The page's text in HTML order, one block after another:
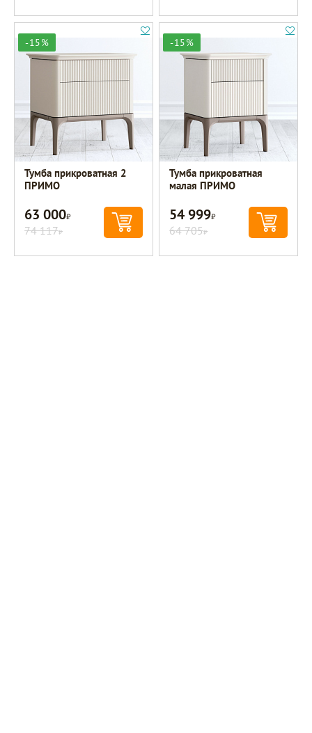
-15%
Тумба прикроватная 2
ПРИМО
63 000Р
74 117Р
-15%
Тумба прикроватная
малая ПРИМО
54 999Р
64 705Р